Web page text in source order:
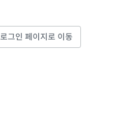
로그인 페이지로 이동